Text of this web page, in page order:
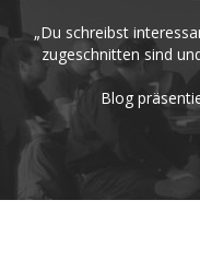
„Du schreibst
zugeschnitten sind
Blog